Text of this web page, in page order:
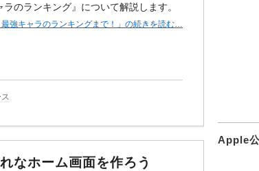
のランキング』について解説します。
強キャラのランキングまで！」の続きを読む…
なホーム画面を作ろう
Apple